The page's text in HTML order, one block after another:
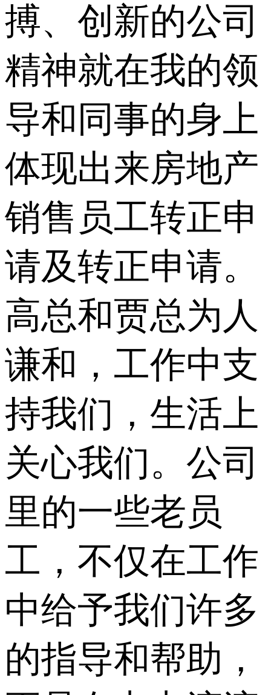
搏、创新的公司
精神就在我的领
导和同事的身上
体现出来房地产
销售员工转正申
请及转正申请。
高总和贾总为人
谦和，工作中支
持我们，生活上
关心我们。公司
里的一些老员
工，不仅在工作
中给予我们许多
的指导和帮助，